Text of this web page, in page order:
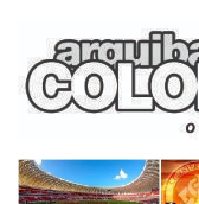
content